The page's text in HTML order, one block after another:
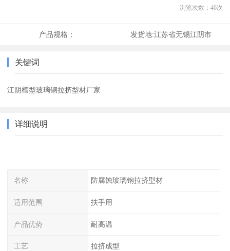
浏览次数： 46次
产品规格： 发货地:江苏省无锡江阴市
关键词
江阴槽型玻璃钢拉挤型材厂家
详细说明
名称 防腐蚀玻璃钢拉挤型材
适用范围 扶手用
产品优势 耐高温
工艺 拉挤成型